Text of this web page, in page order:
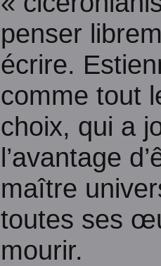
penser
écrire.
comme tout
choix, qui a
l’avantage
maître
toutes ses
mourir.